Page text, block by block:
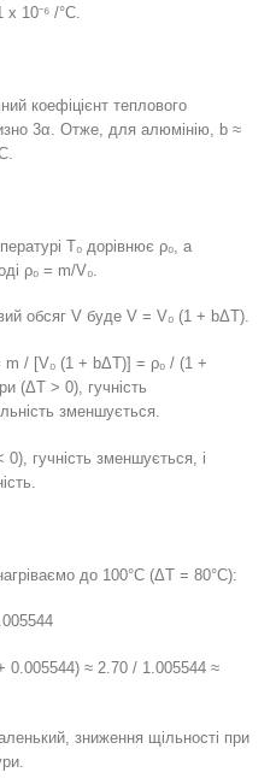
10⁻⁶ /°C.
коефіцієнт теплового
3α. Отже, для алюмінію, b ≈
T₀ дорівнює ρ₀, а
ρ₀ = m/V₀.
обсяг V буде V = V₀ (1 + bΔT).
m / [V₀ (1 + bΔT)] = ρ₀ / (1 +
(ΔT > 0), гучність
зменшується.
гучність зменшується, і
до 100°С (ΔT = 80°C):
0.005544) ≈ 2.70 / 1.005544 ≈
зниження щільності при